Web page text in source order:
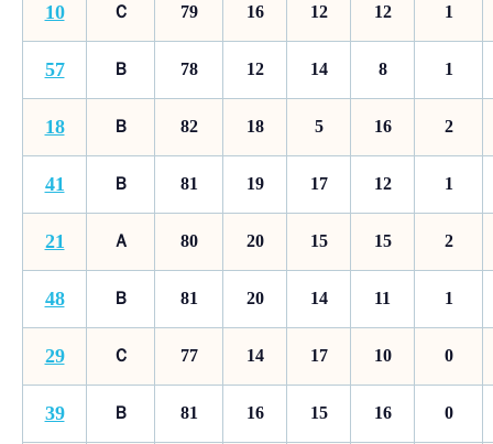
10 Ｃ 79 16 12 12 1
57 Ｂ 78 12 14 8 1
18 Ｂ 82 18 5 16 2
41 Ｂ 81 19 17 12 1
21 Ａ 80 20 15 15 2
48 Ｂ 81 20 14 11 1
29 Ｃ 77 14 17 10 0
39 Ｂ 81 16 15 16 0